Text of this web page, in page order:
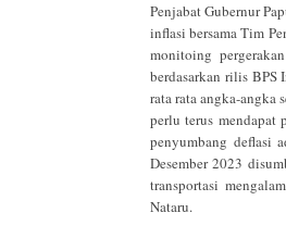
Penjabat Gubernur
inflasi bersama Tim
monitoing
berdasarkan rilis BPS
rata rata angka-angka
perlu terus
penyumbang deflasi
Desember 2023
transportasi
Nataru.